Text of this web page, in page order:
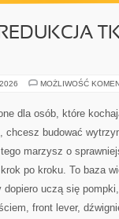
MOŻLIWOŚĆ
PZKiSW to
kochają kalistenikę
praktycznych porad,
konieczności
marzysz o
dokładnie po to, by